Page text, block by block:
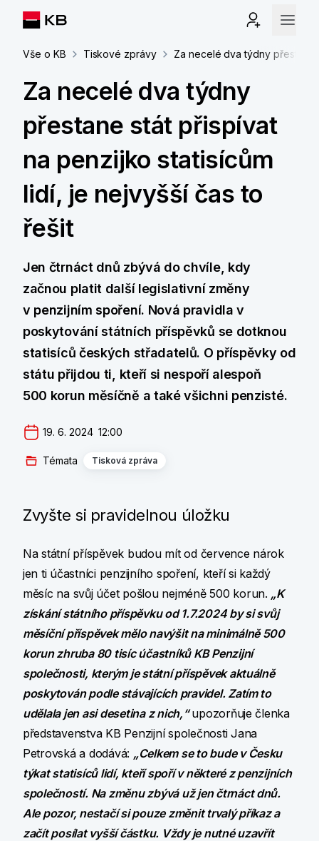
Vše o KB Tiskové zprávy Za necelé dva týdny přestane
Za necelé dva týdny
přestane stát přispívat
na penzijko statisícům
lidí, je nejvyšší čas to
řešit
Jen čtrnáct dnů zbývá do chvíle, kdy
začnou platit další legislativní změny
v penzijním spoření. Nová pravidla v
poskytování státních příspěvků se dotknou
statisíců českých střadatelů. O příspěvky od
státu přijdou ti, kteří si nespoří alespoň
500 korun měsíčně a také všichni penzisté.
19. 6. 2024  12:00
Témata Tisková zpráva
Zvyšte si pravidelnou úložku
Na státní příspěvek budou mít od července nárok
jen ti účastníci penzijního spoření, kteří si každý
měsíc na svůj účet pošlou nejméně 500 korun. „K
získání státního příspěvku od 1.7.2024 by si svůj
měsíční příspěvek mělo navýšit na minimálně 500
korun zhruba 80 tisíc účastníků KB Penzijní
společnosti, kterým je státní příspěvek aktuálně
poskytován podle stávajících pravidel. Zatím to
udělala jen asi desetina z nich,“upozorňuje členka
představenstva KB Penzijní společnosti Jana
Petrovská a dodává: „Celkem se to bude v Česku
týkat statisíců lidí, kteří spoří v některé z penzijních
společností. Na změnu zbývá už jen čtrnáct dnů.
Ale pozor, nestačí si pouze změnit trvalý příkaz a
začít posílat vyšší částku. Vždy je nutné uzavřít